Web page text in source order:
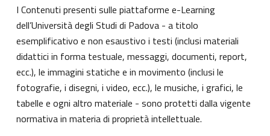
I Contenuti presenti sulle piattaforme e-Learning
dell’Università degli Studi di Padova - a titolo
esemplificativo e non esaustivo i testi (inclusi materiali
didattici in forma testuale, messaggi, documenti, report,
ecc.), le immagini statiche e in movimento (inclusi le
fotografie, i disegni, i video, ecc.), le musiche, i grafici, le
tabelle e ogni altro materiale - sono protetti dalla vigente
normativa in materia di proprietà intellettuale.